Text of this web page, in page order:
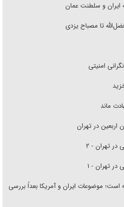
ایران و سلطنت عمان
تا مصباح یزدی
امنیتی
ماند
اربعین در تهران
در تهران - ۲
در تهران - ۱
است؛ موضوعات ایران و آمریکا بعداً بررسی